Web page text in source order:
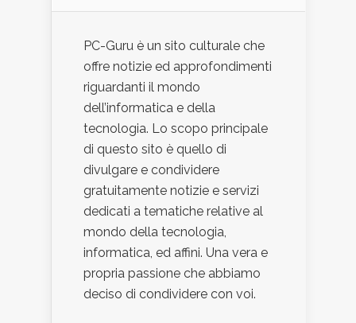
PC-Guru è un sito culturale che
offre notizie ed approfondimenti
riguardanti il mondo
dell’informatica e della
tecnologia. Lo scopo principale
di questo sito è quello di
divulgare e condividere
gratuitamente notizie e servizi
dedicati a tematiche relative al
mondo della tecnologia,
informatica, ed affini. Una vera e
propria passione che abbiamo
deciso di condividere con voi.